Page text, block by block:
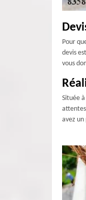
Pour
devis
vous
Située
avez un